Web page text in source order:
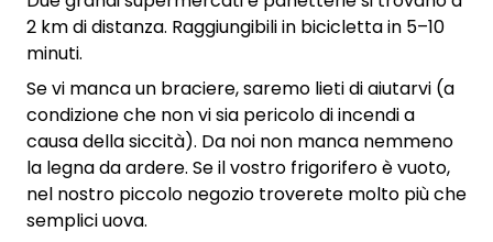
2 km di distanza. Raggiungibili in bicicletta in 5–10
minuti.
Se vi manca un braciere, saremo lieti di aiutarvi (a
condizione che non vi sia pericolo di incendi a
causa della siccità). Da noi non manca nemmeno
la legna da ardere. Se il vostro frigorifero è vuoto,
nel nostro piccolo negozio troverete molto più che
semplici uova.